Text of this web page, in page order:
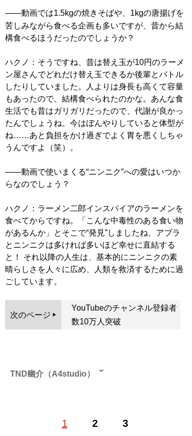
——動画では1.5kgの焼きそばや、1kgの唐揚げを
苦しみながら食べる企画も多いですが、昔から結
構食べるほうだったのでしょうか？
ハクノ：そうですね、昔は替え玉が10円のラーメ
ン屋さんでどれだけ替え玉できるか後輩とバトル
したりしていました。人よりは身長も高くて容量
もあったので、結構食べられたのかな。あんな食
生活でも昔はガリガリだったので、代謝が良かっ
たんでしょうね。今はぼんやりしていると体型が
ね……あと負担をかけ過ぎでよく胃を悪くしちゃ
うんですよ（笑）。
——動画で使いまくる“ニンニク”への愛はいつか
らなのでしょう？
ハクノ：ラーメン二郎インスパイアのラーメンを
食べてからですね。「こんな中毒性のある食い物
があるんか」とそこで“発見”しましたね、アブラ
とニンニクは多ければ多いほど幸せに直結する
と！ それ以降の人生は、基本的にニンニクの素
晴らしさを人々に広め、人類を救済するために過
ごしています。
次のページ
YouTubeのチャンネル登録者
数10万人突破
1 2 3
TND幽介（A4studio）